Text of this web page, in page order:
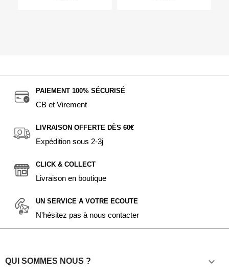
PAIEMENT 100% SÉCURISÉ
CB et Virement
LIVRAISON OFFERTE DÈS 60€
Expédition sous 2-3j
CLICK & COLLECT
Livraison en boutique
UN SERVICE A VOTRE ECOUTE
N'hésitez pas à nous contacter
QUI SOMMES NOUS ? 